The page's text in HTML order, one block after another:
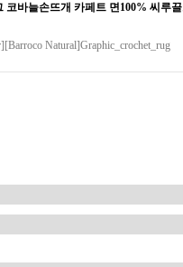
바늘손뜨개 카페트 면100% 씨루끌
Natural]Graphic_crochet_rug